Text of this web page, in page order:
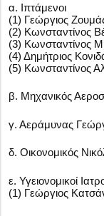
α. Ιπτάμενοι
(1) Γεώργιος
(2) Κωνσταντίνος
(3) Κωνσταντίνος
(4) Δημήτριος
(5) Κωνσταντίνος
β. Μηχανικός
γ. Αεράμυνας
δ. Οικονομικός
ε. Υγειονομικοί
(1) Γεώργιος